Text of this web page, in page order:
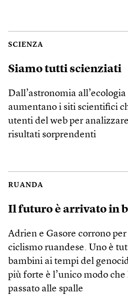
SCIENZA
Siamo tutti scienziati
Dall’astronomia
aumentano i siti scientifici
utenti del web per
risultati sorprendenti
RUANDA
Il futuro è arrivato in
Adrien e Gasore corrono
ciclismo ruandese. Uno è
bambini ai tempi del
più forte è l’unico modo
passato alle spalle